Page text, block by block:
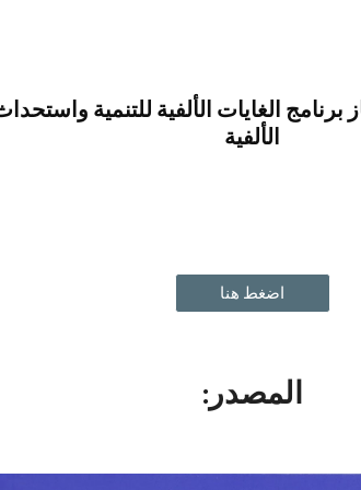
الألفية
اضغط هنا
المصدر: